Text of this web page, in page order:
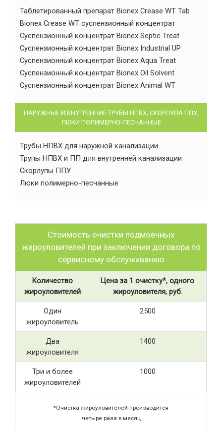
Таблетированный препарат Bionex Crease WT Tab
Bionex Crease WT суспензионный концентрат
Суспензионный концентрат Bionex Septic Treat
Суспензионный концентрат Bionex Industrial UP
Суспензионный концентрат Bionex Aqua Treat
Суспензионный концентрат Bionex Oil Solvent
Суспензионный концентрат Bionex Animal WT
НАРУЖНЫЕ И ВНУТРЕННИЕ ТРУБЫ НПВХ, СКОРЛУПА ППУ,
ЛЮКИ ПОЛИМЕРНО-ПЕСЧАННЫЕ
Трубы НПВХ для наружной канализации
Трупы НПВХ и ПП для внутренней канализации
Скорлупы ППУ
Люки полимерно-песчанные
Стоимость очистки подмоечных
жироуловителей при заключении договора по
сервисному обслуживанию
Количество
жироуловителей
Цена за 1 очистку*, одного
жироуловителя, руб.
Один
жироуловитель
2500
Два
жироуловителя
1400
Три и более
жироуловителей
1000
*Очистка жироуловителей производится
четыре раза в месяц